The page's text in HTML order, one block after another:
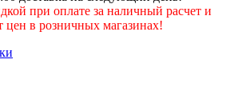
при оплате за наличный расчет и
цен в розничных магазинах!